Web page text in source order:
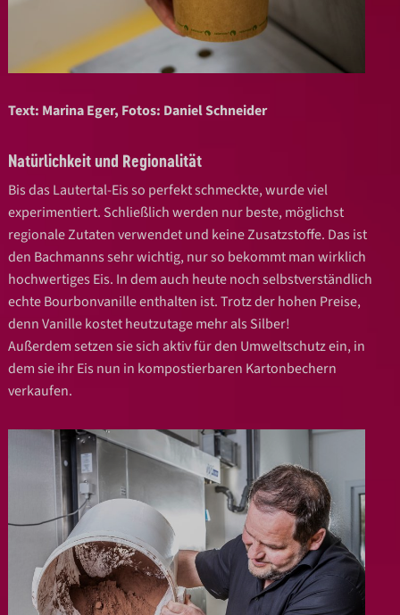
Text: Marina Eger, Fotos: Daniel Schneider
Natürlichkeit und Regionalität
Bis das Lautertal-Eis so perfekt schmeckte, wurde viel
experimentiert. Schließlich werden nur beste, möglichst
regionale Zutaten verwendet und keine Zusatzstoffe. Das ist
den Bachmanns sehr wichtig, nur so bekommt man wirklich
hochwertiges Eis. In dem auch heute noch selbstverständlich
echte Bourbonvanille enthalten ist. Trotz der hohen Preise,
denn Vanille kostet heutzutage mehr als Silber!
Außerdem setzen sie sich aktiv für den Umweltschutz ein, in
dem sie ihr Eis nun in kompostierbaren Kartonbechern
verkaufen.